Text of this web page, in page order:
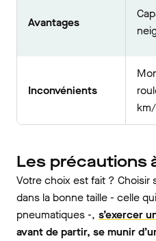
Avantages
Inconvénients
Les précautions
Votre choix est fait ?
dans la bonne taille - celle
pneumatiques -, s’exercer
avant de partir, se munir